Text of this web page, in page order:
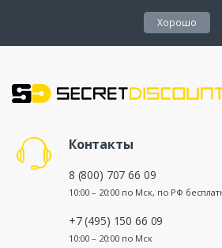
Хорошо
Контакты
8 (800) 707 66 09
10:00 – 20:00 по Мск, по РФ
+7 (495) 150 66 09
10:00 – 20:00 по Мск